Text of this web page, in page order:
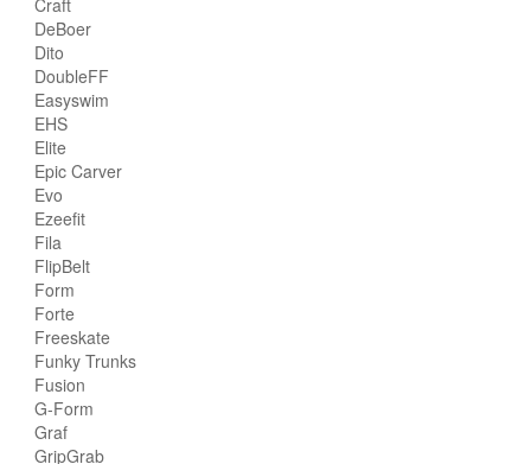
DeBoer
Dito
DoubleFF
Easyswim
EHS
Elite
Epic Carver
Evo
Ezeefit
Fila
FlipBelt
Form
Forte
Freeskate
Funky Trunks
Fusion
G-Form
Graf
GripGrab